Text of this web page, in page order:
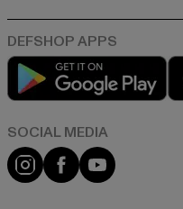
Instagram
FacebookYouTube